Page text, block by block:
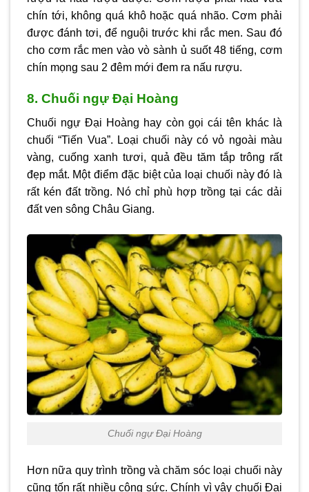
chín tới, không quá khô hoặc quá nhão. Cơm phải
được đánh tơi, để nguội trước khi rắc men. Sau đó
cho cơm rắc men vào vò sành ủ suốt 48 tiếng, cơm
chín mọng sau 2 đêm mới đem ra nấu rượu.
8. Chuối ngự Đại Hoàng
Chuối ngự Đại Hoàng hay còn gọi cái tên khác là
chuối “Tiến Vua”. Loại chuối này có vỏ ngoài màu
vàng, cuống xanh tươi, quả đều tăm tắp trông rất
đẹp mắt. Một điểm đặc biệt của loại chuối này đó là
rất kén đất trồng. Nó chỉ phù hợp trồng tại các dải
đất ven sông Châu Giang.
Chuối ngự Đại Hoàng
Hơn nữa quy trình trồng và chăm sóc loại chuối này
cũng tốn rất nhiều công sức. Chính vì vậy chuối Đại